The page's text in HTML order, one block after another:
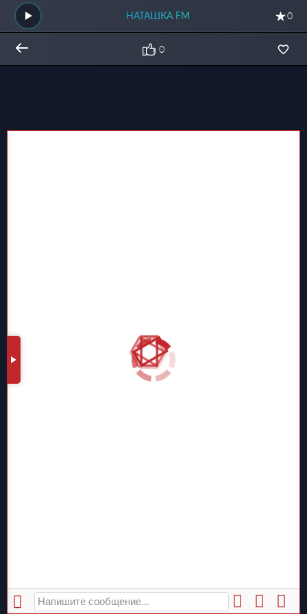
НАТАШКА FM 0
0